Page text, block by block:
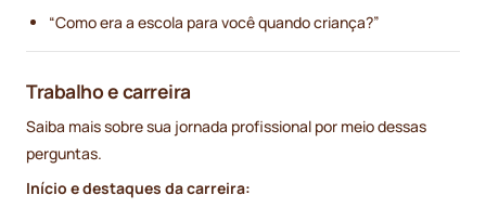
“Como era a escola para você quando criança?”
Trabalho e carreira
Saiba mais sobre sua jornada profissional por meio dessas
perguntas.
Início e destaques da carreira: